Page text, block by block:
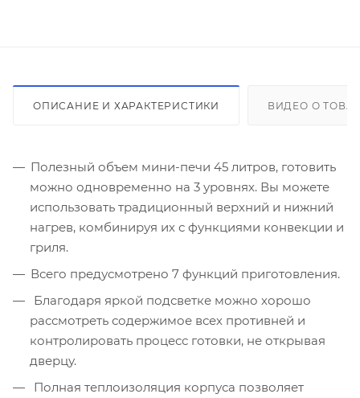
ОПИСАНИЕ И ХАРАКТЕРИСТИКИ ВИДЕО О
Полезный объем мини-печи 45 литров, готовить
можно одновременно на 3 уровнях. Вы можете
использовать традиционный верхний и нижний
нагрев, комбинируя их с функциями конвекции и
гриля.
Всего предусмотрено 7 функций приготовления.
Благодаря яркой подсветке можно хорошо
рассмотреть содержимое всех противней и
контролировать процесс готовки, не открывая
дверцу.
Полная теплоизоляция корпуса позволяет